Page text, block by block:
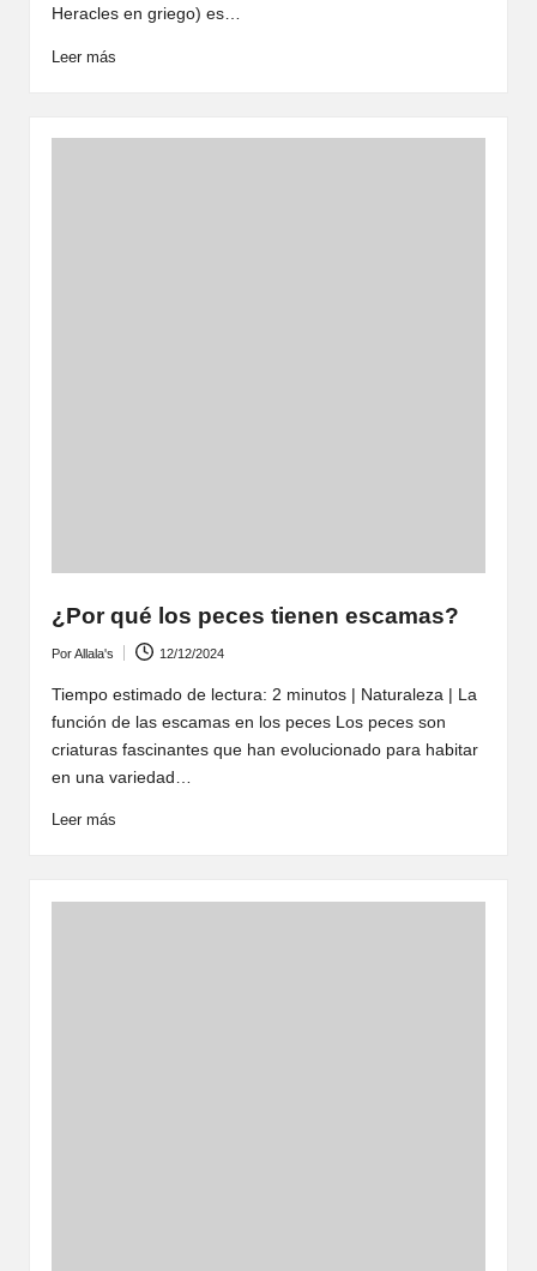
Heracles en griego) es…
Leer más
¿Por qué los peces tienen escamas?
por
PorAllala's 12/12/2024
Tiempo estimado de lectura: 2 minutos | Naturaleza | La
función de las escamas en los peces Los peces son
criaturas fascinantes que han evolucionado para habitar
en una variedad…
Leer más